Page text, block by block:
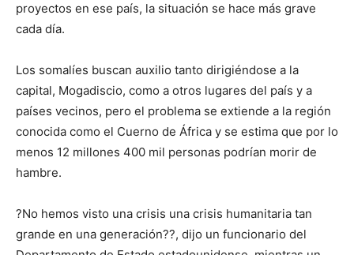
proyectos en ese país, la situación se hace más grave
cada día.
Los somalíes buscan auxilio tanto dirigiéndose a la
capital, Mogadiscio, como a otros lugares del país y a
países vecinos, pero el problema se extiende a la región
conocida como el Cuerno de África y se estima que por lo
menos 12 millones 400 mil personas podrían morir de
hambre.
?No hemos visto una crisis una crisis humanitaria tan
grande en una generación??, dijo un funcionario del